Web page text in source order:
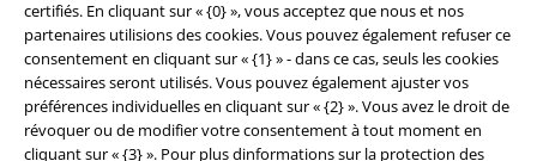
certifiés. En cliquant sur « {0} », vous acceptez que nous et nos
partenaires utilisions des cookies. Vous pouvez également refuser ce
consentement en cliquant sur « {1} » - dans ce cas, seuls les cookies
nécessaires seront utilisés. Vous pouvez également ajuster vos
préférences individuelles en cliquant sur « {2} ». Vous avez le droit de
révoquer ou de modifier votre consentement à tout moment en
cliquant sur « {3} ». Pour plus dinformations sur la protection des
Conditions générales
Éditeur
Clauses de confidentialité